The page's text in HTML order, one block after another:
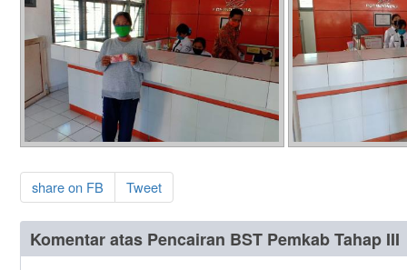
share on FB Tweet
Komentar atas Pencairan BST Pemkab Tahap III